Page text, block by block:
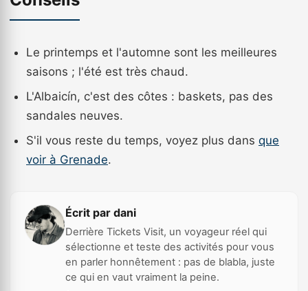
Le printemps et l'automne sont les meilleures
saisons ; l'été est très chaud.
L'Albaicín, c'est des côtes : baskets, pas des
sandales neuves.
S'il vous reste du temps, voyez plus dans que
voir à Grenade.
Écrit par dani
Derrière Tickets Visit, un voyageur réel qui
sélectionne et teste des activités pour vous
en parler honnêtement : pas de blabla, juste
ce qui en vaut vraiment la peine.